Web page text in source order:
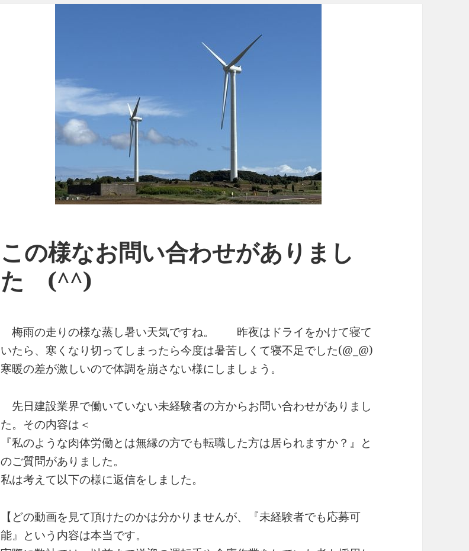
この様なお問い合わせがありまし
た (^^)
梅雨の走りの様な蒸し暑い天気ですね。 昨夜はドライをかけて寝て
いたら、寒くなり切ってしまったら今度は暑苦しくて寝不足でした(@_@)
寒暖の差が激しいので体調を崩さない様にしましょう。
先日建設業界で働いていない未経験者の方からお問い合わせがありまし
た。その内容は＜
『私のような肉体労働とは無縁の方でも転職した方は居られますか？』と
のご質問がありました。
私は考えて以下の様に返信をしました。
【どの動画を見て頂けたのかは分かりませんが、『未経験者でも応募可
能』という内容は本当です。